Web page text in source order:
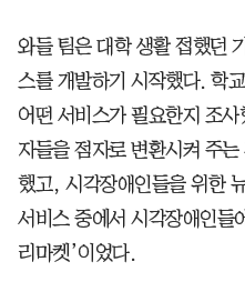
와들 팀은 대학 생활 접했던
스를 개발하기 시작했다. 학
어떤 서비스가 필요한지 조
자들을 점자로 변환시켜 주
했고, 시각장애인들을 위한
서비스 중에서 시각장애인들
리마켓’이었다.